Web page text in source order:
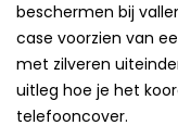
beschermen bij
case voorzien van
met zilveren
uitleg hoe je het
telefooncover.